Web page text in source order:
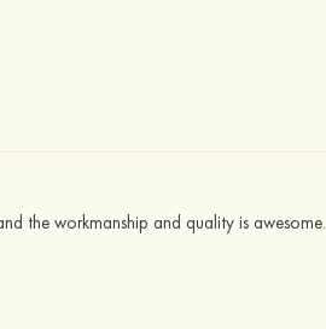
the workmanship and quality is awesome.